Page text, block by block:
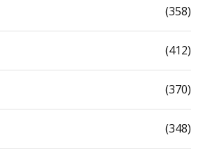
(358)
(412)
(370)
(348)